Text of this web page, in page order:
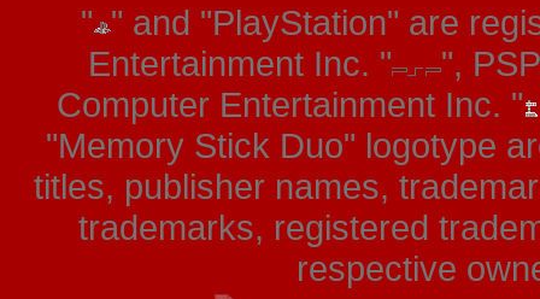
" " and "PlayStation" are
Entertainment Inc. "
",
Computer Entertainment Inc. "
"Memory Stick Duo" logotype
titles, publisher names,
trademarks, registered
respective